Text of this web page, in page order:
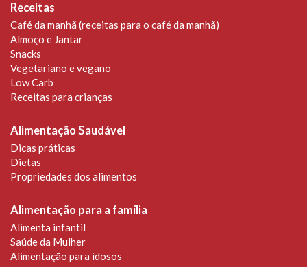
Receitas
Café da manhã (receitas para o café da manhã)
Almoço e Jantar
Snacks
Vegetariano e vegano
Low Carb
Receitas para crianças
Alimentação Saudável
Dicas práticas
Dietas
Propriedades dos alimentos
Alimentação para a família
Alimenta infantil
Saúde da Mulher
Alimentação para idosos